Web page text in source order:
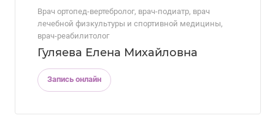
Врач ортопед-вертебролог, врач-подиатр, врач
лечебной физкультуры и спортивной медицины,
врач-реабилитолог
Гуляева Елена Михайловна
Запись онлайн